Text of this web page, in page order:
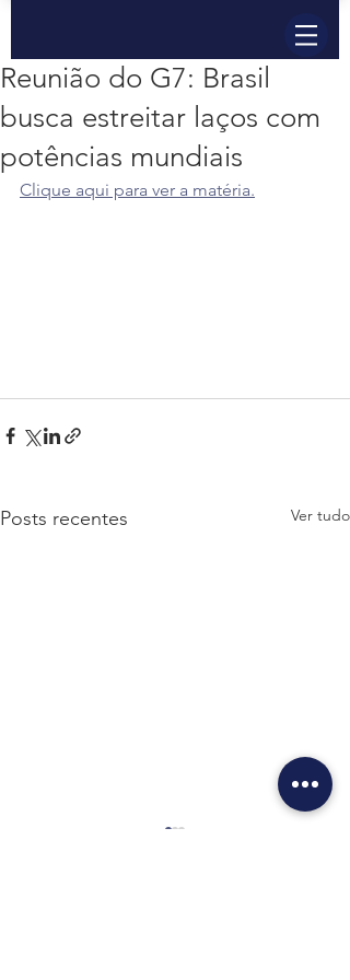
Reunião do G7: Brasil
busca estreitar laços com
potências mundiais
Clique aqui para ver a matéria.
Posts recentes Ver tudo